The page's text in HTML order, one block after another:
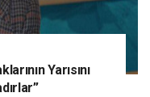
Yarısını